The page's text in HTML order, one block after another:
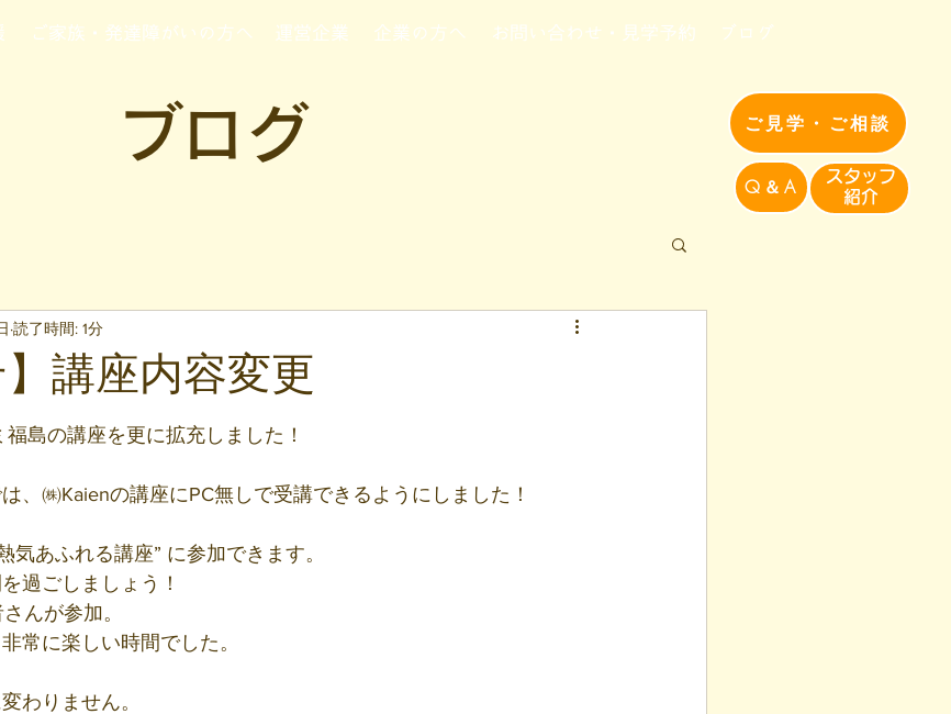
ご見学・ご相談
Q＆A
​スタッフ
紹介​
ご家族・発達障がいの方へ 運営企業 企業の方へ お問い合わせ・見学予約 ブログ
ブログ
】講座内容変更
読了時間: 1分
れています。
島の講座を更に拡充しました！
、㈱Kaienの講座にPC無しで受講できるようにしました！
気あふれる講座” に参加できます。
過ごしましょう！
んが参加。
常に楽しい時間でした。
わりません。